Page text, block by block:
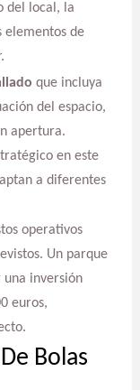
del local, la
elementos de
que incluya
del espacio,
apertura.
en este
a diferentes
operativos
Un parque
una inversión
euros,
Bolas